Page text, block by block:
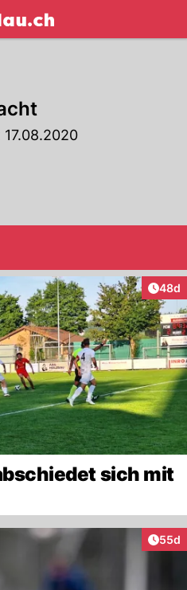
NAU.ch
48d
sich mit
55d